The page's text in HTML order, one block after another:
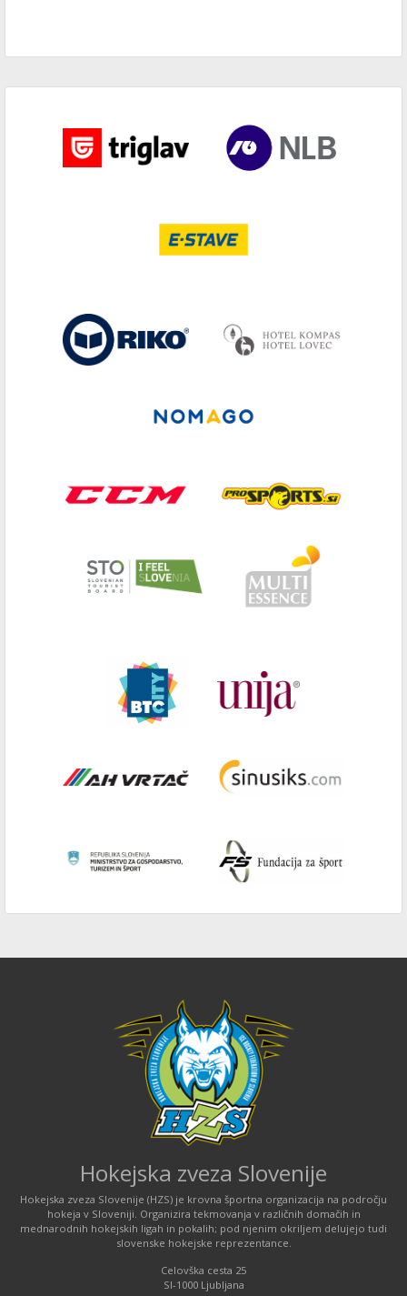
Hokejska zveza Slovenije
Hokejska zveza Slovenije (HZS) je krovna športna organizacija na področju
hokeja v Sloveniji. Organizira tekmovanja v različnih domačih in
mednarodnih hokejskih ligah in pokalih; pod njenim okriljem delujejo tudi
slovenske hokejske reprezentance.
Celovška cesta 25
SI-1000 Ljubljana